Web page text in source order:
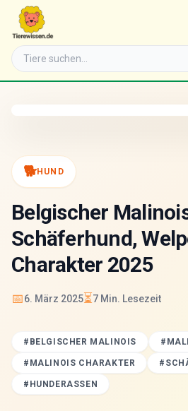
🐕HUND
Belgischer
Schäferhund,
Charakter 2025
📅6. März 2025⏳7 Min. Lesezeit
# BELGISCHER MALINOIS #
# MALINOIS CHARAKTER #
# HUNDERASSEN